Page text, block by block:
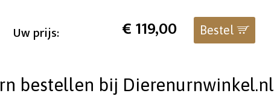
Uw prijs: €119,00 Bestel
bestellen bij Dierenurnwinkel.nl